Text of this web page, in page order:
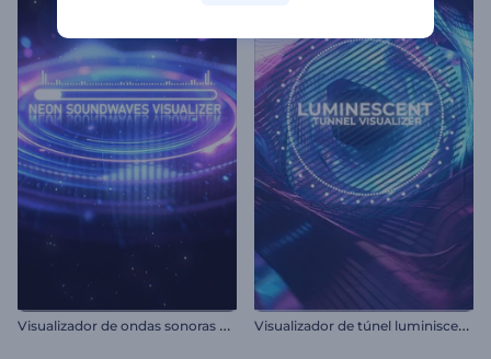
V
isualizador de ondas sonoras neón V
isualizador de túnel luminiscente